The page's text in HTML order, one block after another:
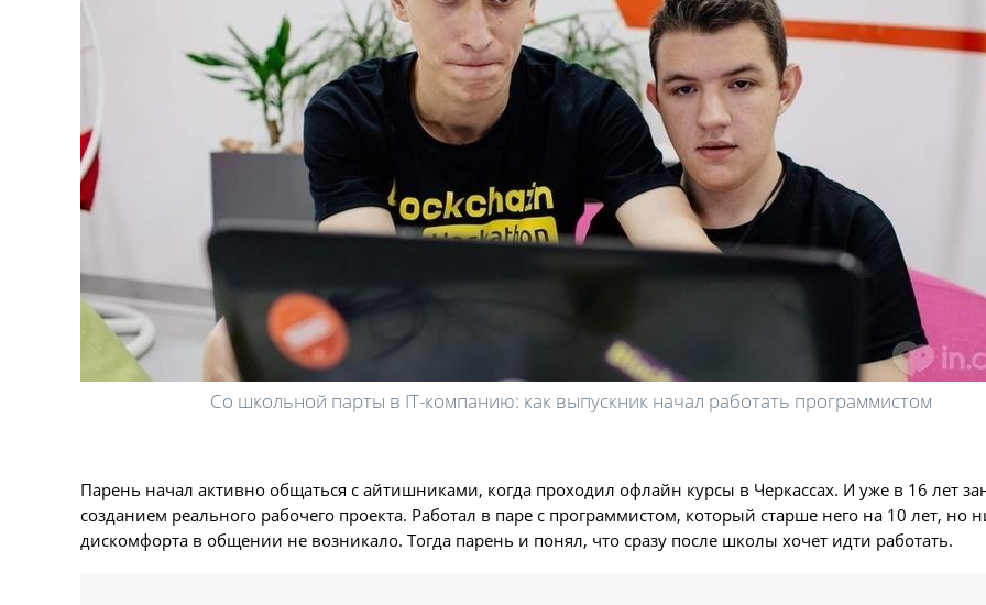
Со школьной парты в ІТ-компанию: как выпускник начал работать программистом
Парень начал активно общаться с айтишниками, когда проходил офлайн курсы в Черкассах. И уже в 16 лет
созданием реального рабочего проекта. Работал в паре с программистом, который старше него на 10 лет, но
дискомфорта в общении не возникало. Тогда парень и понял, что сразу после школы хочет идти работать.